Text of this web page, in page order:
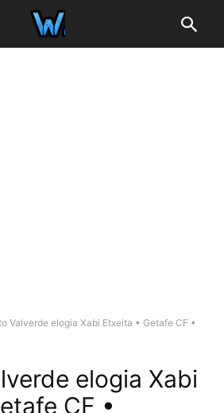
Valverde elogia Xabi Etxeita • Getafe CF •
elogia Xabi
CF •